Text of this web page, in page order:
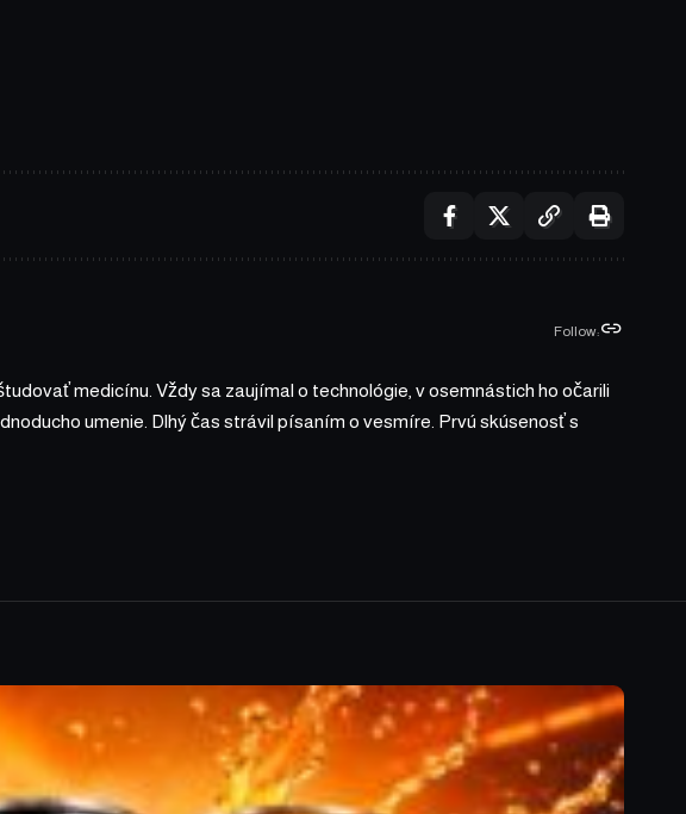
Follow:
medicínu. Vždy sa zaujímal o technológie, v osemnástich ho očarili
umenie. Dlhý čas strávil písaním o vesmíre. Prvú skúsenosť s